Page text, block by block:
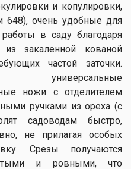
и копулировки,
648), очень удобные для
в саду благодаря
закаленной кованой
частой заточки.
универсальные
ножи с отделителем
ручками из ореха (с
садоводам быстро,
не прилагая особых
Срезы получаются
и ровными, что